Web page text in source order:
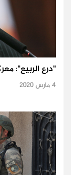
"درع الربيع":
4 مارس 2020